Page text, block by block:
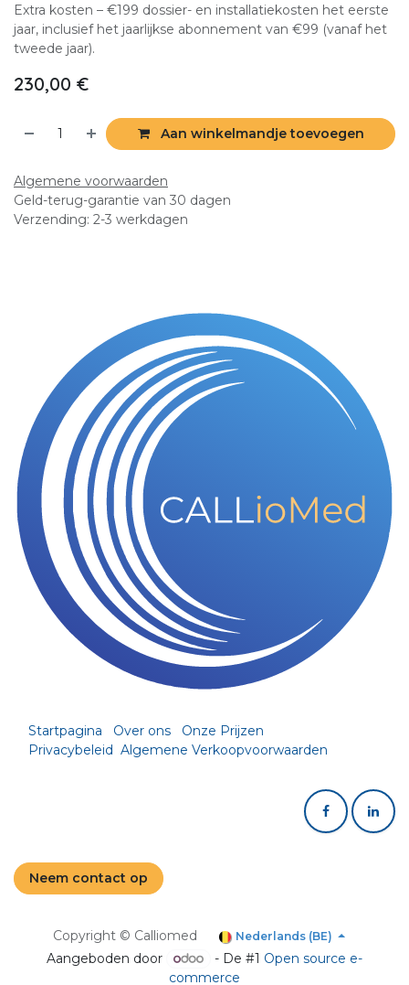
Extra kosten – €199 dossier- en installatiekosten het eerste
jaar, inclusief het jaarlijkse abonnement van €99 (vanaf het
tweede jaar).
230,00 €
Aan winkelmandje toevoegen
Algemene voorwaarden
Geld-terug-garantie van 30 dagen
Verzending: 2-3 werkdagen
Startpagina Over ons
Onze Prijzen
Privacybeleid Algemene Verkoopvoorwaarden
Neem contact op
Copyright © Calliomed Nederlands (BE)
Aangeboden door - De #1 Open source e-
commerce